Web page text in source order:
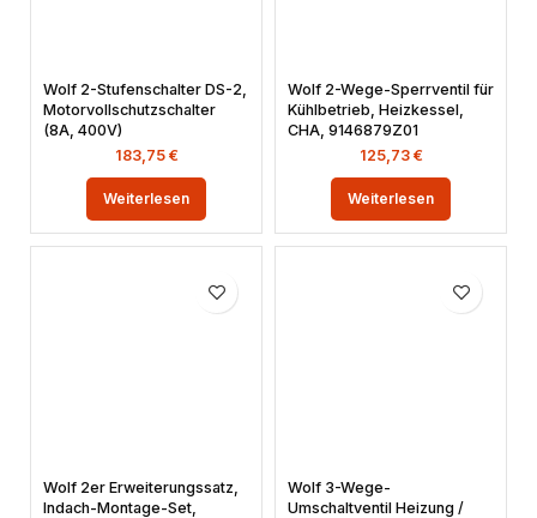
Wolf 2-Stufenschalter DS-2,
Motorvollschutzschalter
(8A, 400V)
183,75 €
Weiterlesen
Wolf 2-Wege-Sperrventil für
Kühlbetrieb, Heizkessel,
CHA, 9146879Z01
125,73 €
Weiterlesen
Wolf 2er Erweiterungssatz,
Indach-Montage-Set,
Wolf 3-Wege-
Umschaltventil Heizung /